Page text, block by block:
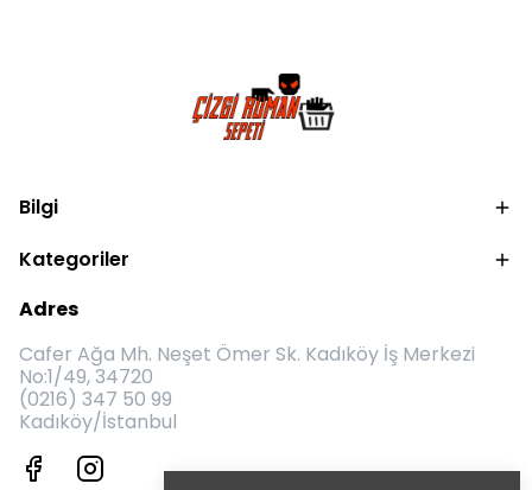
Bilgi
Kategoriler
Adres
Cafer Ağa Mh. Neşet Ömer Sk. Kadıköy İş Merkezi
No:1/49, 34720
(0216) 347 50 99
Kadıköy/İstanbul